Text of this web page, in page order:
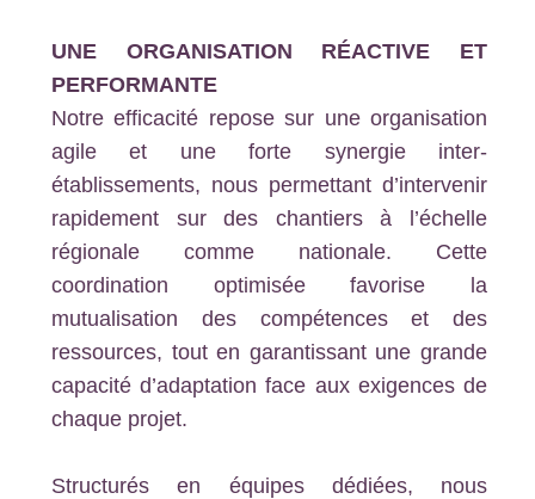
UNE ORGANISATION RÉACTIVE ET
PERFORMANTE
Notre efficacité repose sur une organisation
agile et une forte synergie inter-
établissements, nous permettant d’intervenir
rapidement sur des chantiers à l’échelle
régionale comme nationale. Cette
coordination optimisée favorise la
mutualisation des compétences et des
ressources, tout en garantissant une grande
capacité d’adaptation face aux exigences de
chaque projet.
Structurés en équipes dédiées, nous